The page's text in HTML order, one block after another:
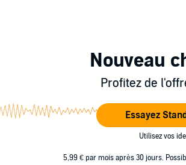
Nouveau
Profitez de
Essayez
Utilisez vos
5,99 € par mois après 30 jours.